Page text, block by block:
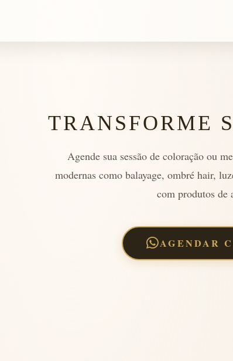
TRANSFORME
Agende sua sessão de coloração ou
modernas como balayage, ombré hair,
com produtos de
AGENDAR